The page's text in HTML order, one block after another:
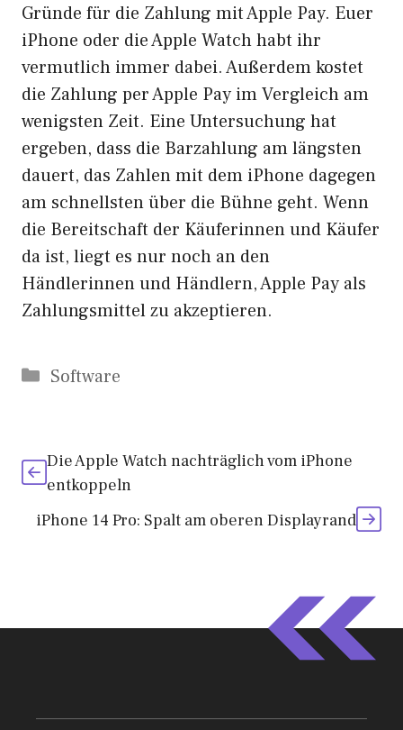
Gründe für die Zahlung mit Apple Pay. Euer
iPhone oder die Apple Watch habt ihr
vermutlich immer dabei. Außerdem kostet
die Zahlung per Apple Pay im Vergleich am
wenigsten Zeit. Eine Untersuchung hat
ergeben, dass die Barzahlung am längsten
dauert, das Zahlen mit dem iPhone dagegen
am schnellsten über die Bühne geht. Wenn
die Bereitschaft der Käuferinnen und Käufer
da ist, liegt es nur noch an den
Händlerinnen und Händlern, Apple Pay als
Zahlungsmittel zu akzeptieren.
Kategorien
Software
Die Apple Watch nachträglich vom iPhone
entkoppeln
iPhone 14 Pro: Spalt am oberen Displayrand